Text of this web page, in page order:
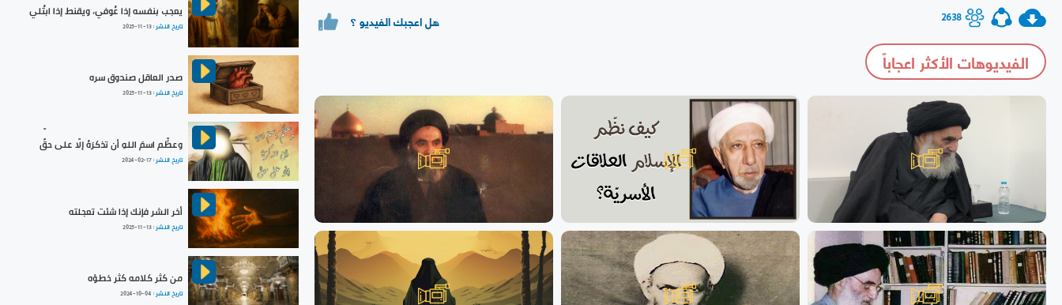
2638 هل اعجبك الفيديو ؟
الفيديوهات الأكثر اعجاباً
يعجب بنفسه إذا عُوفي، ويقنط إذا ابتُلي
تاريخ النشر :2025-11-13
صدر العاقل صندوق سره
تاريخ النشر :2025-11-13
وعظِّم اسمَ اللهِ أن تذكرَهُ إلّا على حقٍّ
تاريخ النشر :2024-02-17
أخر الشر فإنك إذا شئت تعجلته
تاريخ النشر :2025-11-13
من كثر كلامه كثر خطؤه
تاريخ النشر : 2024-10-04